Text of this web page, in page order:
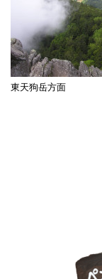
東天狗岳方面